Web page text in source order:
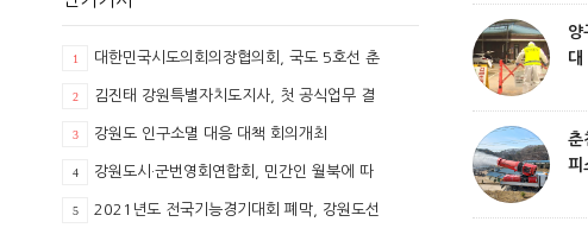
양
대
춘
피
1
대한민국시도의회의장협의회, 국도 5호선 춘
2
김진태 강원특별자치도지사, 첫 공식업무 결
3 강원도 인구소멸 대응 대책 회의개최
4
강원도시·군번영회연합회, 민간인 월북에 따
5
2021년도 전국기능경기대회 폐막, 강원도선